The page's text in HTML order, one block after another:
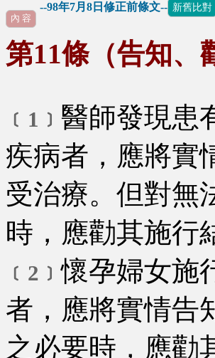
--98年7月8日修正前條文-- 新舊比對
內 容
第11條（告知、
﹝1﹞ 醫師發現患
疾病者，應將實
受治療。但對無
時，應勸其施行
﹝2﹞懷孕婦女施
者，應將實情告
之必要時，應勸